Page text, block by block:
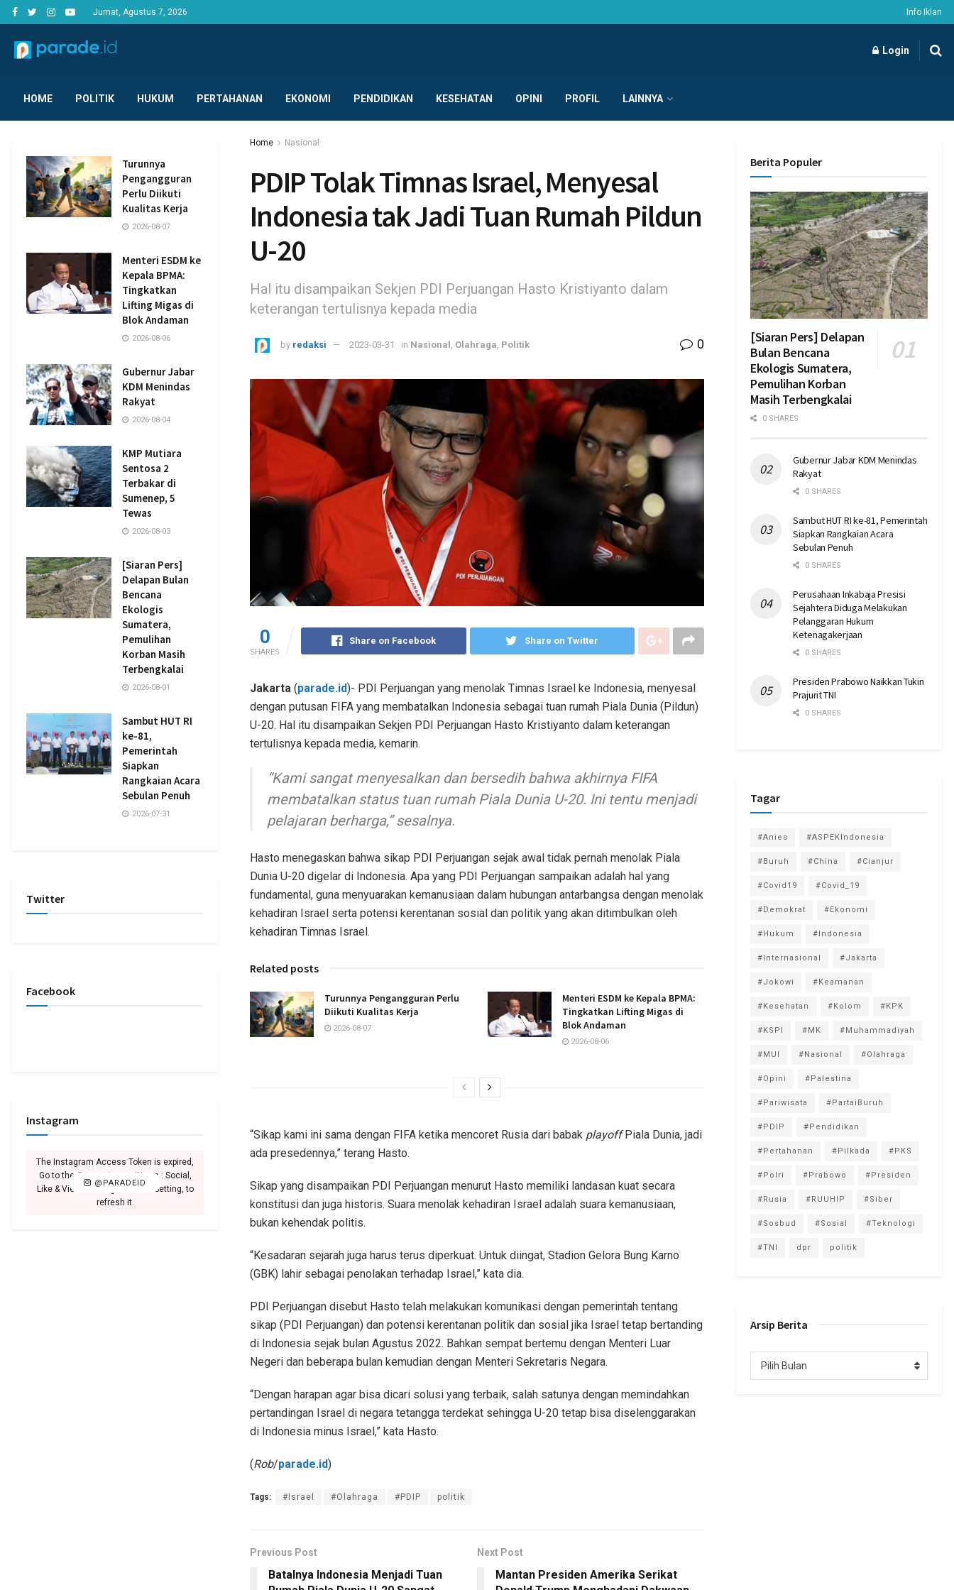
Jumat, Agustus 7, 2026 Info Iklan
Login
HOME POLITIK HUKUM PERTAHANAN EKONOMI PENDIDIKAN KESEHATAN OPINI PROFIL LAINNYA
Home Nasional
PDIP Tolak Timnas Israel, Menyesal
Indonesia tak Jadi Tuan Rumah Pildun
U-20
Hal itu disampaikan Sekjen PDI Perjuangan Hasto Kristiyanto dalam
keterangan tertulisnya kepada media
by redaksi 2023-03-31 in Nasional Olahraga Politik 0
0
SHARES
Share on Facebook Share on Twitter
Jakarta (parade.id)- PDI Perjuangan yang menolak Timnas Israel ke Indonesia, menyesal
dengan putusan FIFA yang membatalkan Indonesia sebagai tuan rumah Piala Dunia (Pildun)
U-20. Hal itu disampaikan Sekjen PDI Perjuangan Hasto Kristiyanto dalam keterangan
tertulisnya kepada media, kemarin.
“Kami sangat menyesalkan dan bersedih bahwa akhirnya FIFA
membatalkan status tuan rumah Piala Dunia U-20. Ini tentu menjadi
pelajaran berharga,” sesalnya.
Hasto menegaskan bahwa sikap PDI Perjuangan sejak awal tidak pernah menolak Piala
Dunia U-20 digelar di Indonesia. Apa yang PDI Perjuangan sampaikan adalah hal yang
fundamental, guna menyuarakan kemanusiaan dalam hubungan antarbangsa dengan menolak
kehadiran Israel serta potensi kerentanan sosial dan politik yang akan ditimbulkan oleh
kehadiran Timnas Israel.
Related posts
Turunnya Pengangguran Perlu
Diikuti Kualitas Kerja
2026-08-07
Menteri ESDM ke Kepala BPMA:
Tingkatkan Lifting Migas di
Blok Andaman
2026-08-06
“Sikap kami ini sama dengan FIFA ketika mencoret Rusia dari babak playoffPiala Dunia, jadi
ada presedennya,” terang Hasto.
Sikap yang disampaikan PDI Perjuangan menurut Hasto memiliki landasan kuat secara
konstitusi dan juga historis. Suara menolak kehadiran Israel adalah suara kemanusiaan,
bukan kehendak politis.
“Kesadaran sejarah juga harus terus diperkuat. Untuk diingat, Stadion Gelora Bung Karno
(GBK) lahir sebagai penolakan terhadap Israel,” kata dia.
PDI Perjuangan disebut Hasto telah melakukan komunikasi dengan pemerintah tentang
sikap (PDI Perjuangan) dan potensi kerentanan politik dan sosial jika Israel tetap bertanding
di Indonesia sejak bulan Agustus 2022. Bahkan sempat bertemu dengan Menteri Luar
Negeri dan beberapa bulan kemudian dengan Menteri Sekretaris Negara.
“Dengan harapan agar bisa dicari solusi yang terbaik, salah satunya dengan memindahkan
pertandingan Israel di negara tetangga terdekat sehingga U-20 tetap bisa diselenggarakan
di Indonesia minus Israel,” kata Hasto.
(Rob/parade.id)
Tags: #Israel #Olahraga #PDIP politik
Previous Post
Batalnya Indonesia Menjadi Tuan
Next Post
Mantan Presiden Amerika Serikat
Turunnya
Pengangguran
Perlu Diikuti
Kualitas Kerja
2026-08-07
Menteri ESDM ke
Kepala BPMA:
Tingkatkan
Lifting Migas di
Blok Andaman
2026-08-06
Gubernur Jabar
KDM Menindas
Rakyat
2026-08-04
KMP Mutiara
Sentosa 2
Terbakar di
Sumenep, 5
Tewas
2026-08-03
[Siaran Pers]
Delapan Bulan
Bencana
Ekologis
Sumatera,
Pemulihan
Korban Masih
Terbengkalai
2026-08-01
Sambut HUT RI
ke-81,
Pemerintah
Siapkan
Rangkaian Acara
Sebulan Penuh
2026-07-31
Twitter
Facebook
Instagram
@PARADEID
The Instagram Access Token is expired,
Go to the Customizer > JNews : Social,
Like & View > Instagram Feed Setting, to
refresh it.
Berita Populer
[Siaran Pers] Delapan
Bulan Bencana
Ekologis Sumatera,
Pemulihan Korban
Masih Terbengkalai
0 SHARES
Gubernur Jabar KDM Menindas
Rakyat
0 SHARES
Sambut HUT RI ke-81, Pemerintah
Siapkan Rangkaian Acara
Sebulan Penuh
0 SHARES
Perusahaan Inkabaja Presisi
Sejahtera Diduga Melakukan
Pelanggaran Hukum
Ketenagakerjaan
0 SHARES
Presiden Prabowo Naikkan Tukin
Prajurit TNI
0 SHARES
Tagar
#Anies #ASPEKIndonesia
#Buruh #China #Cianjur
#Covid19 #Covid_19
#Demokrat #Ekonomi
#Hukum #Indonesia
#Internasional #Jakarta
#Jokowi #Keamanan
#Kesehatan #Kolom #KPK
#KSPI #MK #Muhammadiyah
#MUI #Nasional #Olahraga
#Opini #Palestina
#Pariwisata #PartaiBuruh
#PDIP #Pendidikan
#Pertahanan #Pilkada #PKS
#Polri #Prabowo #Presiden
#Rusia #RUUHIP #Siber
#Sosbud #Sosial #Teknologi
#TNI dpr politik
Arsip Berita
Pilih Bulan